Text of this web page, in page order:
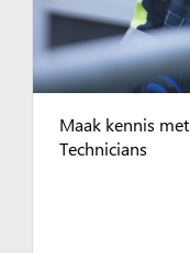
Maak kennis
Technicians